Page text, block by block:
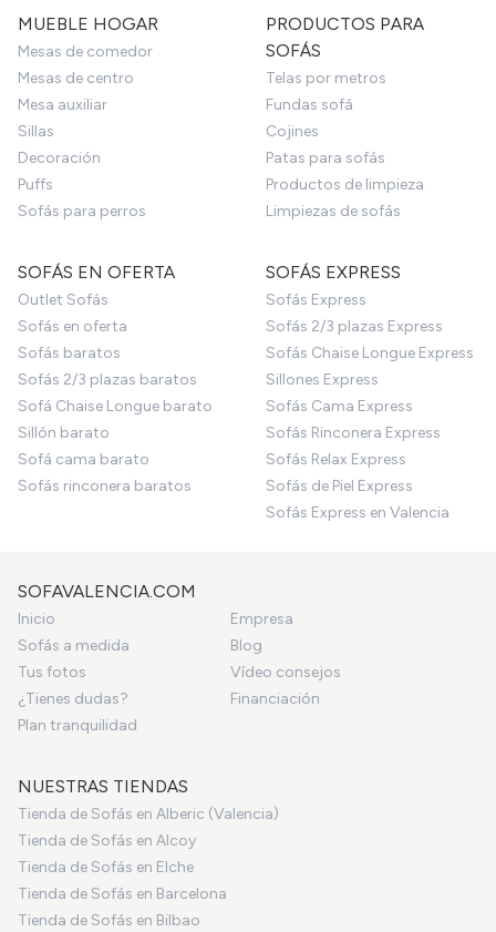
MUEBLE HOGAR
Mesas de comedor
Mesas de centro
Mesa auxiliar
Sillas
Decoración
Puffs
Sofás para perros
PRODUCTOS PARA
SOFÁS
Telas por metros
Fundas sofá
Cojines
Patas para sofás
Productos de limpieza
Limpiezas de sofás
SOFÁS EN OFERTA
Outlet Sofás
Sofás en oferta
Sofás baratos
Sofás 2/3 plazas baratos
Sofá Chaise Longue barato
Sillón barato
Sofá cama barato
Sofás rinconera baratos
SOFÁS EXPRESS
Sofás Express
Sofás 2/3 plazas Express
Sofás Chaise Longue Express
Sillones Express
Sofás Cama Express
Sofás Rinconera Express
Sofás Relax Express
Sofás de Piel Express
Sofás Express en Valencia
SOFAVALENCIA.COM
Inicio
Empresa
Sofás a medida
Blog
Tus fotos
Vídeo consejos
¿Tienes dudas?
Financiación
Plan tranquilidad
NUESTRAS TIENDAS
Tienda de Sofás en Alberic (Valencia)
Tienda de Sofás en Alcoy
Tienda de Sofás en Elche
Tienda de Sofás en Barcelona
Tienda de Sofás en Bilbao